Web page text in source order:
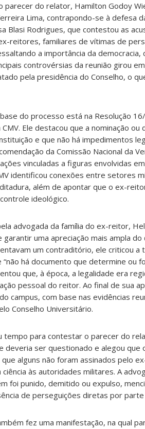
do relator, Hamilton Godoy
Lima, contrapondo-se à defesa
Blasi Rodrigues, que contestou as
reitores, familiares de vítimas de
a importância da democracia,
controvérsias da reunião girou
pela presidência do Conselho, o
do processo está na Resolução
Ele destacou que a nominação ou
e que não há impedimentos
da Comissão Nacional da
vinculadas a figuras envolvidas
identificou conexões entre setores
além de apontar que o ex-
ideológico.
advogada da família do ex-reitor,
uma apreciação mais ampla do
um contraditório, ele criticou a
há documento que determine ou
que, à época, a legalidade era
pessoal do reitor. Ao final de sua
campus, com base nas evidências
Conselho Universitário.
tempo para contestar o parecer do
deveria ser questionado e alegou que
alguns não foram assinados pelo
às autoridades militares. A
foi punido, demitido ou expulso,
de perseguições diretas por
fez uma manifestação, na qual